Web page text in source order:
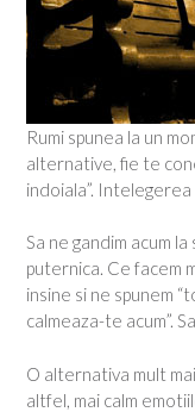
Rumi spunea la un
alternative, fie te
indoiala”.
Sa ne gandim acum
puternica. Ce facem
insine si ne spunem
calmeaza-te acum”.
O alternativa mult
altfel, mai calm